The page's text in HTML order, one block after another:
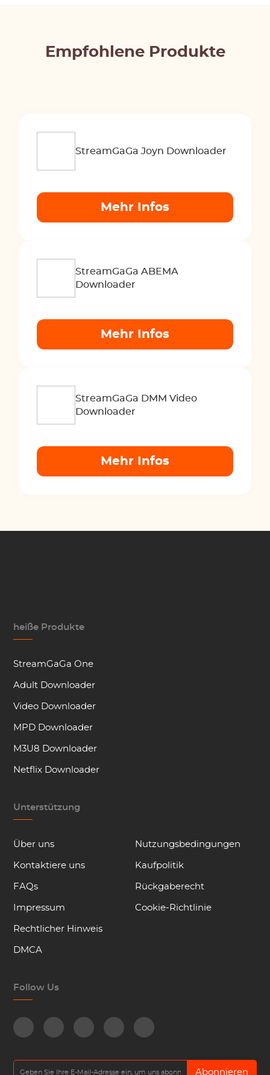
Empfohlene Produkte
StreamGaGa Joyn Downloader
Mehr Infos
StreamGaGa ABEMA
Downloader
Mehr Infos
StreamGaGa DMM Video
Downloader
Mehr Infos
heiße Produkte
StreamGaGa One
Adult Downloader
Video Downloader
MPD Downloader
M3U8 Downloader
Netflix Downloader
Unterstützung
Über uns
Kontaktiere uns
FAQs
Impressum
Rechtlicher Hinweis
DMCA
Nutzungsbedingungen
Kaufpolitik
Rückgaberecht
Cookie-Richtlinie
Follow Us
Abonnieren